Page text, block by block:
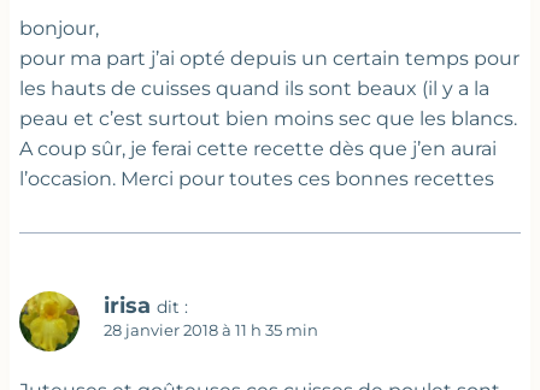
bonjour,
pour ma part j’ai opté depuis un certain temps pour
les hauts de cuisses quand ils sont beaux (il y a la
peau et c’est surtout bien moins sec que les blancs.
A coup sûr, je ferai cette recette dès que j’en aurai
l’occasion. Merci pour toutes ces bonnes recettes
irisa dit :
28 janvier 2018 à 11 h 35 min